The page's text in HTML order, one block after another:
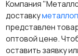
Компания
доставку
представлен
оптовой цене.
оставить заявку